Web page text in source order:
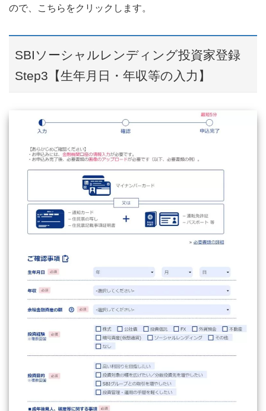
ので、こちらをクリックします。
SBIソーシャルレンディング投資家登録
Step3【生年月日・年収等の入力】